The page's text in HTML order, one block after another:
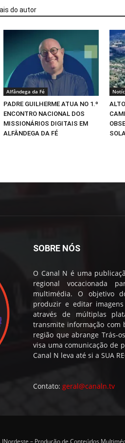
do autor
Alfândega da Fé
PADRE GUILHERME ATUA NO 1.º
ENCONTRO NACIONAL DOS
MISSIONÁRIOS DIGITAIS EM
ALFÂNDEGA DA FÉ
SOBRE NÓS
O Canal N é uma
regional vocacionada
multimédia. O objetivo
produzir e editar
através de múltiplas
transmite informação com
região que abrange Trás-
visa uma comunicação de
Canal N leva até si a SUA
Contato: geral@canaln.tv
– Produção de Conteúdos